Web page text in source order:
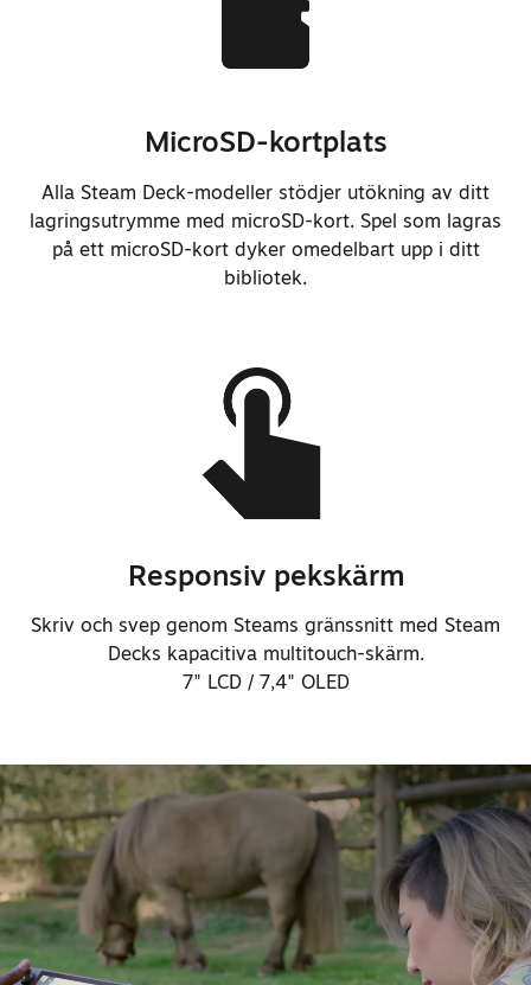
MicroSD-kortplats
Alla Steam Deck-modeller stödjer utökning av ditt
lagringsutrymme med microSD-kort. Spel som lagras
på ett microSD-kort dyker omedelbart upp i ditt
bibliotek.
Responsiv pekskärm
Skriv och svep genom Steams gränssnitt med Steam
Decks kapacitiva multitouch-skärm.
7" LCD / 7,4" OLED